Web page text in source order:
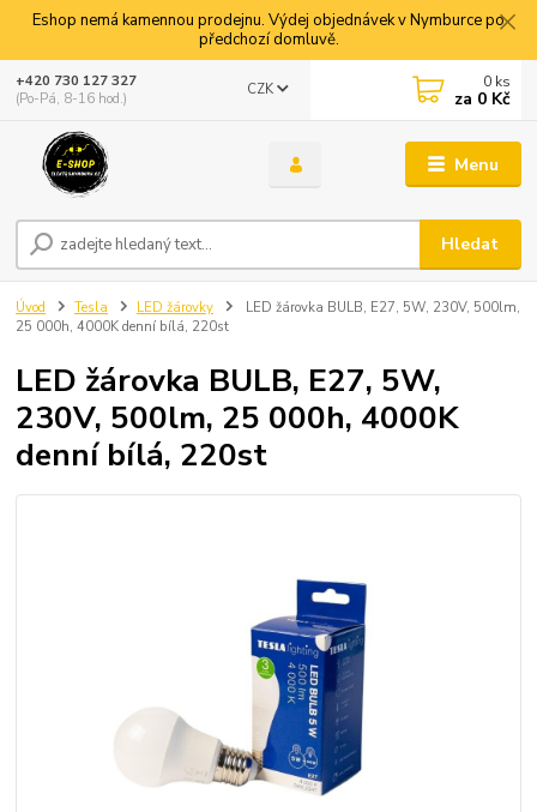
Eshop nemá kamennou prodejnu. Výdej objednávek v Nymburce po
předchozí domluvě.
Menu
CZK
Hledat
+420 730 127 327
(Po-Pá, 8-16 hod.)
0 ks
za 0 Kč
Úvod Tesla LED žárovky
LED žárovka BULB, E27, 5W, 230V, 500lm,
25 000h, 4000K denní bílá, 220st
LED žárovka BULB, E27, 5W,
230V, 500lm, 25 000h, 4000K
denní bílá, 220st